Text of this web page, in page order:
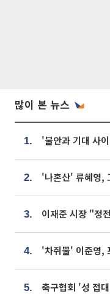
많이 본 뉴스
1.
2.
3.
4.
5.